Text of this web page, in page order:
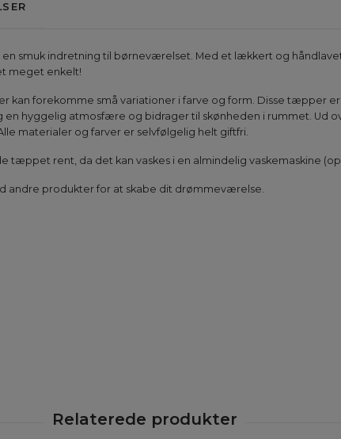
en smuk indretning til børneværelset. Med et lækkert og
meget enkelt!
kan forekomme små variationer i farve og form. Disse tæpper
en hyggelig atmosfære og bidrager til skønheden i rummet. Ud
materialer og farver er selvfølgelig helt giftfri.
tæppet rent, da det kan vaskes i en almindelig vaskemaskine
andre produkter for at skabe dit drømmeværelse.